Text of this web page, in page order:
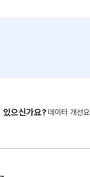
있으신가요? 데이터 개선